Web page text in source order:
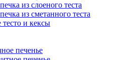
из слоеного теста
из сметанного теста
тесто и кексы
печенье